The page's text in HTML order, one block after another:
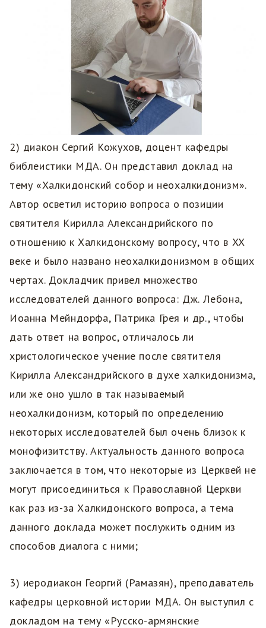
2) диакон Сергий Кожухов, доцент кафедры
библеистики МДА. Он представил доклад на
тему «Халкидонский собор и неохалкидонизм».
Автор осветил историю вопроса о позиции
святителя Кирилла Александрийского по
отношению к Халкидонскому вопросу, что в XX
веке и было названо неохалкидонизмом в общих
чертах. Докладчик привел множество
исследователей данного вопроса: Дж. Лебона,
Иоанна Мейндорфа, Патрика Грея и др., чтобы
дать ответ на вопрос, отличалось ли
христологическое учение после святителя
Кирилла Александрийского в духе халкидонизма,
или же оно ушло в так называемый
неохалкидонизм, который по определению
некоторых исследователей был очень близок к
монофизитству. Актуальность данного вопроса
заключается в том, что некоторые из Церквей не
могут присоединиться к Православной Церкви
как раз из-за Халкидонского вопроса, а тема
данного доклада может послужить одним из
способов диалога с ними;
3) иеродиакон Георгий (Рамазян), преподаватель
кафедры церковной истории МДА. Он выступил с
докладом на тему «Русско-армянские